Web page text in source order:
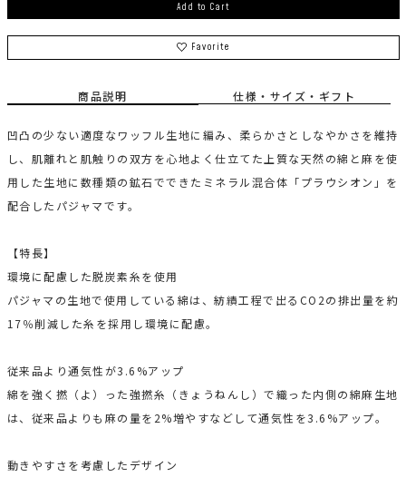
Add to Cart
Favorite
商品説明 仕様・サイズ・ギフト
凹凸の少ない適度なワッフル生地に編み、柔らかさとしなやかさを維持
し、肌離れと肌触りの双方を心地よく仕立てた上質な天然の綿と麻を使
用した生地に数種類の鉱石でできたミネラル混合体「プラウシオン」を
配合したパジャマです。
【特長】
環境に配慮した脱炭素糸を使用
パジャマの生地で使用している綿は、紡績工程で出るCO2の排出量を約
17％削減した糸を採用し環境に配慮。
従来品より通気性が3.6%アップ
綿を強く撚（よ）った強撚糸（きょうねんし）で織った内側の綿麻生地
は、従来品よりも麻の量を2%増やすなどして通気性を3.6%アップ。
動きやすさを考慮したデザイン